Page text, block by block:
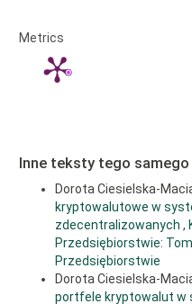
Carr D. L., Markusen J. R.,
knowledge-capital model of the
American Economic Review”, no.
Ciesielska D., Kołtuniak M.
and home country’s economic
Dunning J. H. [1980], Towards
production: some empirical
Studies”, no. 1, pp. 9–31.
Dunning J. H. [1981], Explaining
position of countries: Towards
“Weltwirtschaftliches Archiv”,
Dunning J. H. [1988], The
production: A restatement and
International Business Studies”,
Article
Details
Metrics
Inne teksty tego
Dorota Ciesielska-
kryptowalutowe w
zdecentralizowanych ,
Przedsiębiorstwie:
Przedsiębiorstwie
Dorota Ciesielska-
portfele kryptowalut w